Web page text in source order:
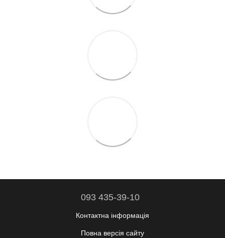
093 435-39-10
Контактна інформація
Повна версія сайту